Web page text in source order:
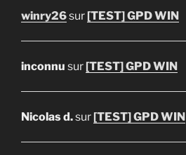
winry26sur[TEST] GPD WIN
inconnu sur[TEST] GPD WIN
Nicolas d.sur[TEST] GPD WIN